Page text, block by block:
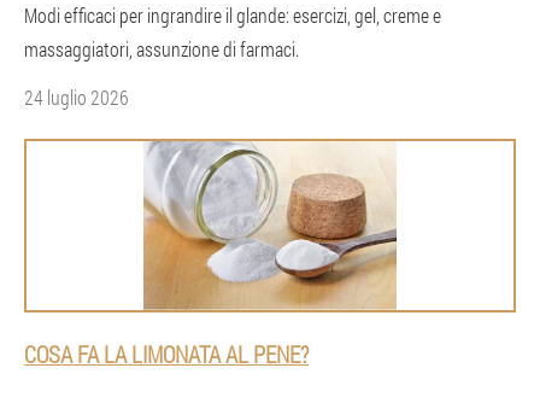
Modi efficaci per ingrandire il glande: esercizi, gel, creme e
massaggiatori, assunzione di farmaci.
24 luglio 2026
COSA FA LA LIMONATA AL PENE?